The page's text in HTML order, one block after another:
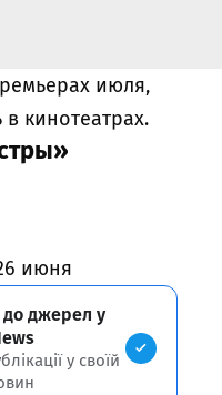
июля,
кинотеатрах.
июня
до джерел у
у своїй